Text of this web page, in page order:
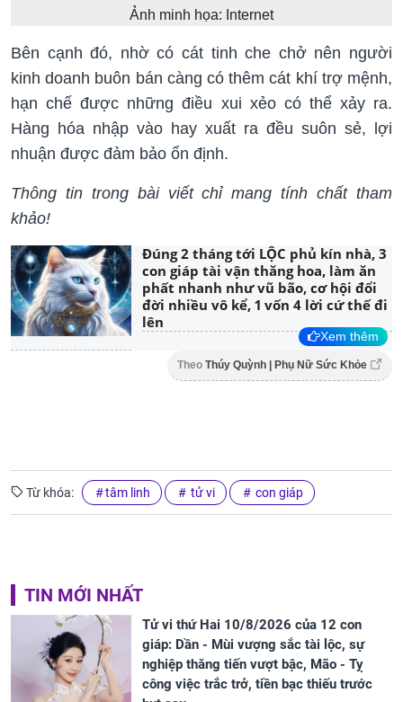
Ảnh minh họa: Internet
Bên cạnh đó, nhờ có cát tinh che chở nên người
kinh doanh buôn bán càng có thêm cát khí trợ mệnh,
hạn chế được những điều xui xẻo có thể xảy ra.
Hàng hóa nhập vào hay xuất ra đều suôn sẻ, lợi
nhuận được đảm bảo ổn định.
Thông tin trong bài viết chỉ mang tính chất tham
khảo!
Đúng 2 tháng tới LỘC phủ kín nhà, 3
con giáp tài vận thăng hoa, làm ăn
phất nhanh như vũ bão, cơ hội đổi
đời nhiều vô kể, 1 vốn 4 lời cứ thế đi
lên
Xem thêm
Theo Thúy Quỳnh | Phụ Nữ Sức Khỏe
Từ khóa: tâm linh tử vi con giáp
TIN MỚI NHẤT
Tử vi thứ Hai 10/8/2026 của 12 con
giáp: Dần - Mùi vượng sắc tài lộc, sự
nghiệp thăng tiến vượt bậc, Mão - Tỵ
công việc trắc trở, tiền bạc thiếu trước